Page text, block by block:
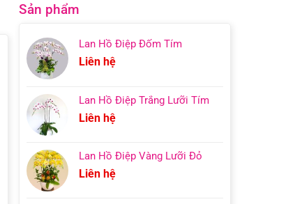
Sản phẩm
Lan Hồ Điệp Đốm Tím
Liên hệ
Lan Hồ Điệp Trắng Lưỡi Tím
Liên hệ
Lan Hồ Điệp Vàng Lưỡi Đỏ
Liên hệ